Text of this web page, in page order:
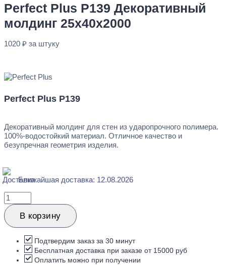
Perfect Plus P139 Декоративный
молдинг 25x40x2000
1020 ₽ за штуку
Perfect Plus P139
Декоративный молдинг для стен из ударопрочного полимера.
100%-водостойкий материал. Отличное качество и
безупречная геометрия изделия.
Ближайшая доставка: 12.08.2026
Количество
товара
Perfect
Plus
Декоративный
молдинг
25x40x2000
В корзину
Подтвердим заказ за 30 минут
Бесплатная доставка при заказе от 15000 руб
Оплатить можно при получении